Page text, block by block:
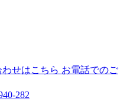
お電話でのご